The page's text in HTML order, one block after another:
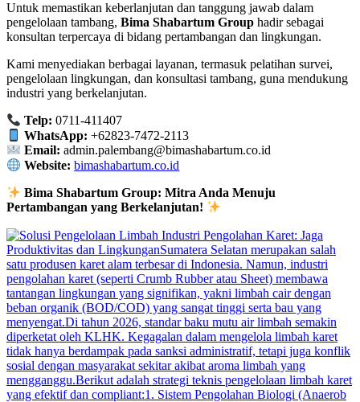
Untuk memastikan keberlanjutan dan tanggung jawab dalam
pengelolaan tambang, Bima Shabartum Group hadir sebagai
konsultan terpercaya di bidang pertambangan dan lingkungan.
Kami menyediakan berbagai layanan, termasuk pelatihan survei,
pengelolaan lingkungan, dan konsultasi tambang, guna mendukung
industri yang berkelanjutan.
Telp: 0711-411407
WhatsApp: +62823-7472-2113
Email: admin.palembang@bimashabartum.co.id
Website: bimashabartum.co.id
Bima Shabartum Group: Mitra Anda Menuju
Pertambangan yang Berkelanjutan!